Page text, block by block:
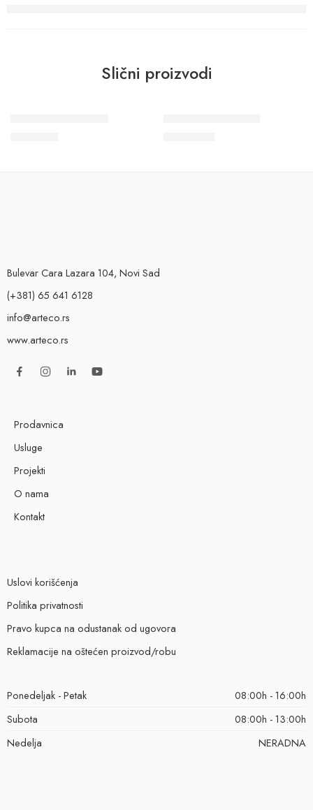
Slični proizvodi
Bulevar Cara Lazara 104, Novi Sad
(+381) 65 641 6128
info@arteco.rs
www.arteco.rs
Prodavnica
Usluge
Projekti
O nama
Kontakt
Uslovi korišćenja
Politika privatnosti
Pravo kupca na odustanak od ugovora
Reklamacije na oštećen proizvod/robu
Ponedeljak - Petak
08:00h - 16:00h
Subota
08:00h - 13:00h
Nedelja
NERADNA